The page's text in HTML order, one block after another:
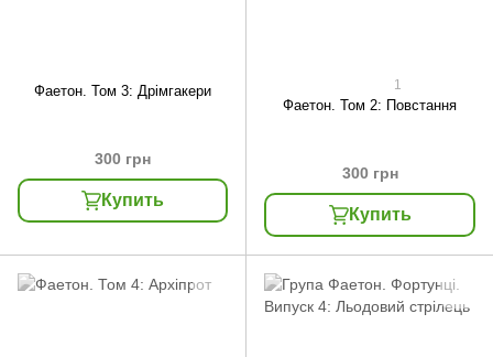
Фаетон. Том 3: Дрімгакери
300 грн
Купить
1
Фаетон. Том 2: Повстання
300 грн
Купить